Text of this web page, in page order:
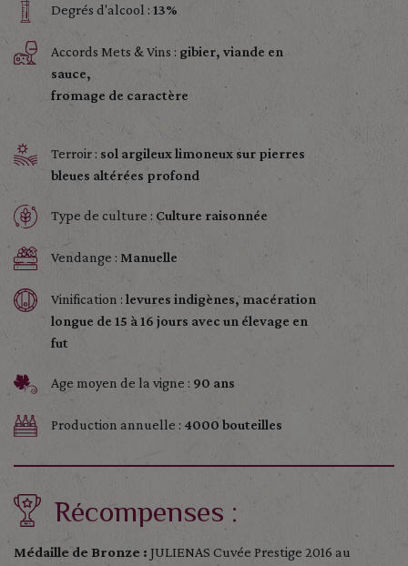
Degrés d'alcool : 13%
Accords Mets & Vins : gibier, viande en
sauce,
fromage de caractère
Terroir : sol argileux limoneux sur pierres
bleues altérées profond
Type de culture : Culture raisonnée
Vendange : Manuelle
Vinification : levures indigènes, macération
longue de 15 à 16 jours avec un élevage en
fut
Age moyen de la vigne : 90 ans
Production annuelle : 4000 bouteilles
Récompenses :
Médaille de Bronze : JULIENAS Cuvée Prestige 2016 au